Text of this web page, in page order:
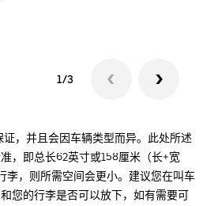
1/3
，并且会因车辆类型而异。此处所述
，即总长62英寸或158厘米（长+宽
李，则所需空间会更小。建议您在叫车
您的行李是否可以放下，如有需要可